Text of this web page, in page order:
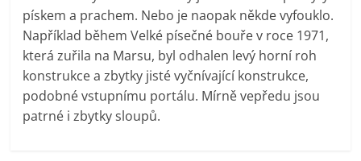
pískem a prachem. Nebo je naopak někde vyfouklo.
Například během Velké písečné bouře v roce 1971,
která zuřila na Marsu, byl odhalen levý horní roh
konstrukce a zbytky jisté vyčnívající konstrukce,
podobné vstupnímu portálu. Mírně vepředu jsou
patrné i zbytky sloupů.